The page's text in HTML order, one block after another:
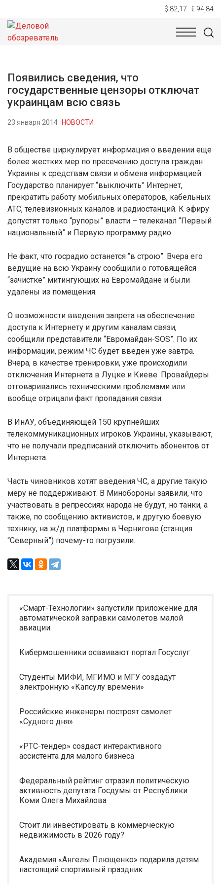
$ 82,17 € 94,84
НОВОСТИ
Появились сведения, что
государственные цензоры отключат
украинцам всю связь
23 января 2014 НОВОСТИ
В обществе циркулирует информация о введении еще
более жестких мер по пресечению доступа граждан
Украины к средствам связи и обмена информацией.
Государство планирует “выключить” Интернет,
прекратить работу мобильных операторов, кабельных
АТС, телевизионных каналов и радиостанций. К эфиру
допустят только “рупоры” власти – телеканал “Первый
национальный” и Первую программу радио.
Не факт, что госрадио останется “в строю”. Вчера его
ведущие на всю Украину сообщили о готовящейся
“зачистке” митингующих на Евромайдане и были
удалены из помещения.
О возможности введения запрета на обеспечение
доступа к Интернету и другим каналам связи,
сообщили представители “Евромайдан-SOS”. По их
информации, режим ЧС будет введен уже завтра.
Вчера, в качестве тренировки, уже происходили
отключения Интернета в Луцке и Киеве. Провайдеры
отговаривались техническими проблемами или
вообще отрицали факт пропадания связи.
В ИнАУ, объединяющей 150 крупнейших
телекоммуникационных игроков Украины, указывают,
что не получали предписаний отключить абонентов от
Интернета.
Часть чиновников хотят введения ЧС, а другие такую
меру не поддерживают. В Минобороны заявили, что
участвовать в репрессиях народа не будут, но танки, а
также, по сообщению активистов, и другую боевую
технику, на ж/д платформы в Чернигове (станция
“Северный”) почему-то погрузили.
«Смарт-Технологии» запустили приложение для
автоматической заправки самолетов малой
авиации
Кибермошенники осваивают портал Госуслуг
Студенты МИФИ, МГИМО и МГУ создадут
электронную «Капсулу времени»
Российские инженеры построят самолет
«Судного дня»
«РТС-тендер» создаст интерактивного
ассистента для малого бизнеса
Федеральный рейтинг отразил политическую
активность депутата Госдумы от Республики
Коми Олега Михайлова
Стоит ли инвестировать в коммерческую
недвижимость в 2026 году?
Академия «Ангелы Плющенко» подарила детям
настоящий спортивный праздник